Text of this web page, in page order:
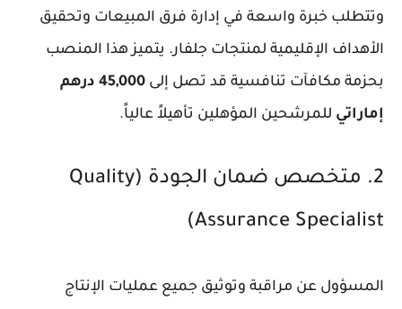
وتتطلب خبرة واسعة في إدارة فرق المبيعات وتحقيق
الأهداف الإقليمية لمنتجات جلفار. يتميز هذا المنصب
بحزمة مكافآت تنافسية قد تصل إلى
45,000 درهم
إماراتي للمرشحين المؤهلين تأهيلاً عالياً.
2. متخصص ضمان الجودة (Quality
Assurance Specialist)
المسؤول عن مراقبة وتوثيق جميع عمليات الإنتاج